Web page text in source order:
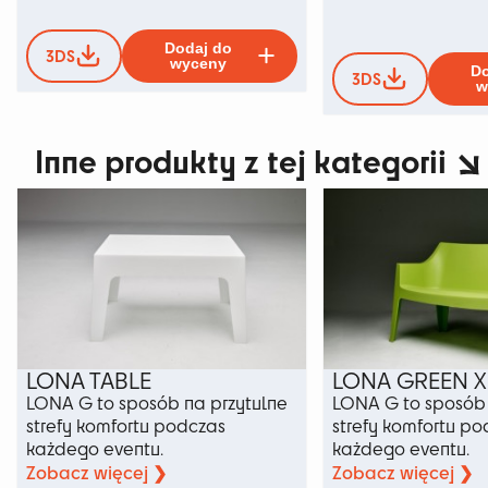
3DS
Dodaj do
wyceny
Ten
produkt
Opcje
można
stronie
3DS
Inne produkty z tej kategorii
LONA TABLE
LONA G to sposób na przytulne
strefy komfortu podczas
każdego eventu.
Zobacz więcej ❯
LONA GREEN
LONA G to
strefy komfortu
każdego eventu.
Zobacz więcej ❯